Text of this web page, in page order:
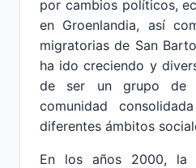
por cambios políticos,
en Groenlandia, así
migratorias de San
ha ido creciendo y
de ser un grupo de
comunidad
diferentes ámbitos
En los años 2000, la